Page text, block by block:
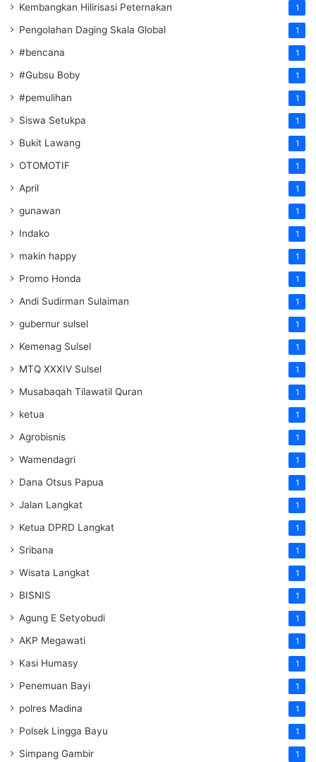
Kembangkan Hilirisasi Peternakan 1
Pengolahan Daging Skala Global 1
#bencana 1
#Gubsu Boby 1
#pemulihan 1
Siswa Setukpa 1
Bukit Lawang 1
OTOMOTIF 1
April 1
gunawan 1
Indako 1
makin happy 1
Promo Honda 1
Andi Sudirman Sulaiman 1
gubernur sulsel 1
Kemenag Sulsel 1
MTQ XXXIV Sulsel 1
Musabaqah Tilawatil Quran 1
ketua 1
Agrobisnis 1
Wamendagri 1
Dana Otsus Papua 1
Jalan Langkat 1
Ketua DPRD Langkat 1
Sribana 1
Wisata Langkat 1
BISNIS 1
Agung E Setyobudi 1
AKP Megawati 1
Kasi Humasy 1
Penemuan Bayi 1
polres Madina 1
Polsek Lingga Bayu 1
Simpang Gambir 1